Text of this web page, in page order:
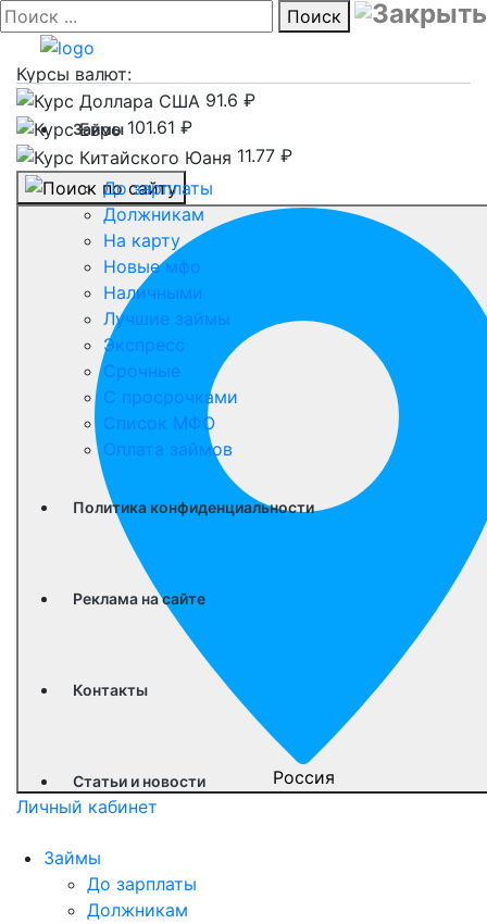
Поиск
Курсы валют:
91.6 ₽
101.61 ₽
11.77 ₽
Россия
Личный кабинет
Займы
До зарплаты
Должникам
На карту
Новые мфо
Наличными
Лучшие займы
Экспресс
Срочные
С просрочками
Список МФО
Оплата займов
Политика конфиденциальности
Реклама на сайте
Контакты
Статьи и новости
Займы
До зарплаты
Должникам